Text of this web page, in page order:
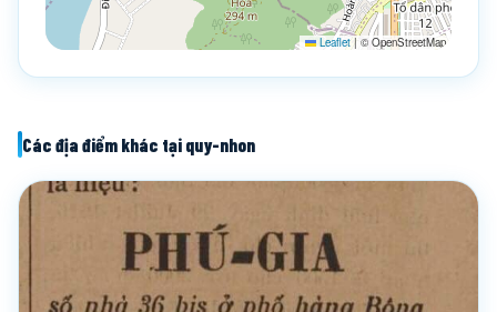
Leaflet | © OpenStreetMap
Các địa điểm khác tại quy-nhon